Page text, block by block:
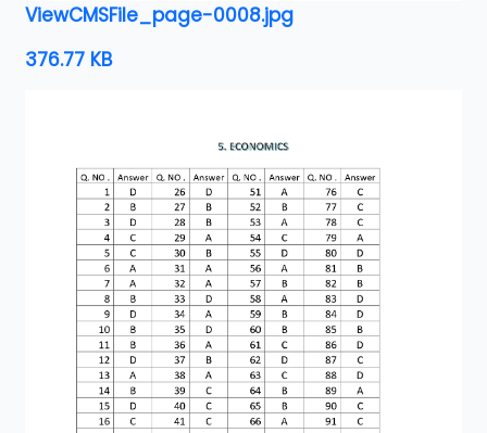
ViewCMSFile_page-0008.jpg
376.77 KB